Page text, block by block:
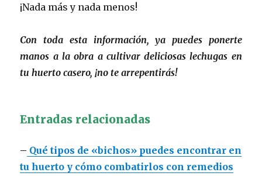
¡Nada más y nada menos!
Con toda esta información, ya puedes ponerte
manos a la obra a cultivar deliciosas lechugas en
tu huerto casero, ¡no te arrepentirás!
Entradas relacionadas
– Qué tipos de «bichos» puedes encontrar en
tu huerto y cómo combatirlos con remedios